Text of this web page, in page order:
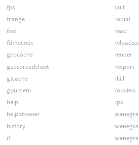
fps
frange
fset
ftimecode
geocache
geospreadsheet
glcache
gpumem
help
helpbrowser
history
if
quit
radial
read
render
rexport
rkill
ropview
rps